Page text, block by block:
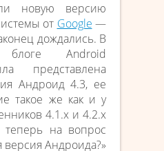
новую версию
от Google —
дождались. В
блоге Android
представлена
Андроид 4.3, ее
такое же как и у
4.1.х и 4.2.х
на вопрос
версия Андроида?»